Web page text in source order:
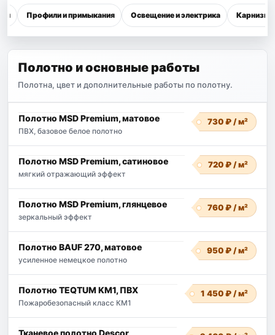
Профили и примыкания Освещение и электрика Карнизы
Полотно и основные работы
Полотна, цвет и дополнительные работы по полотну.
Полотно MSD Premium, матовое
ПВХ, базовое белое полотно
730 ₽ / м²
Полотно MSD Premium, сатиновое
мягкий отражающий эффект
720 ₽ / м²
Полотно MSD Premium, глянцевое
зеркальный эффект
760 ₽ / м²
Полотно BAUF 270, матовое
усиленное немецкое полотно
950 ₽ / м²
Полотно TEQTUM KM1, ПВХ
Пожаробезопасный класс КМ1
1 450 ₽ / м²
Тканевое полотно Descor